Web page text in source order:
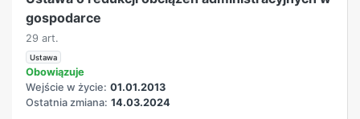
gospodarce
29 art.
Ustawa
Obowiązuje
Wejście w życie: 01.01.2013
Ostatnia zmiana: 14.03.2024